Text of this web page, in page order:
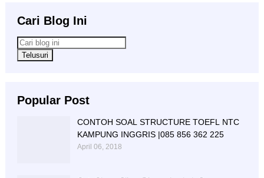
Cari Blog Ini
Popular Post
CONTOH SOAL STRUCTURE TOEFL NTC
KAMPUNG INGGRIS |085 856 362 225
April 06, 2018